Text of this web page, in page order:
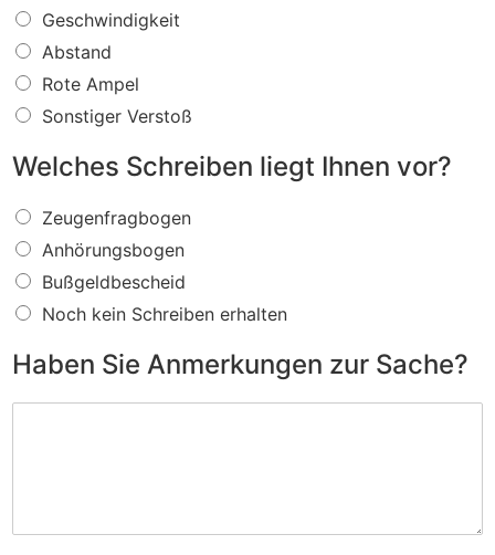
W
a
s
f
ü
r
i
V
e
r
s
t
o
ß
w
Geschwindigkeit
Abstand
Rote Ampel
Sonstiger Verstoß
Welches Schreiben liegt Ihnen vor?
W
e
c
h
e
S
Zeugenfragbogen
Anhörungsbogen
Bußgeldbescheid
Noch kein Schreiben erhalten
Haben Sie Anmerkungen zur Sache?